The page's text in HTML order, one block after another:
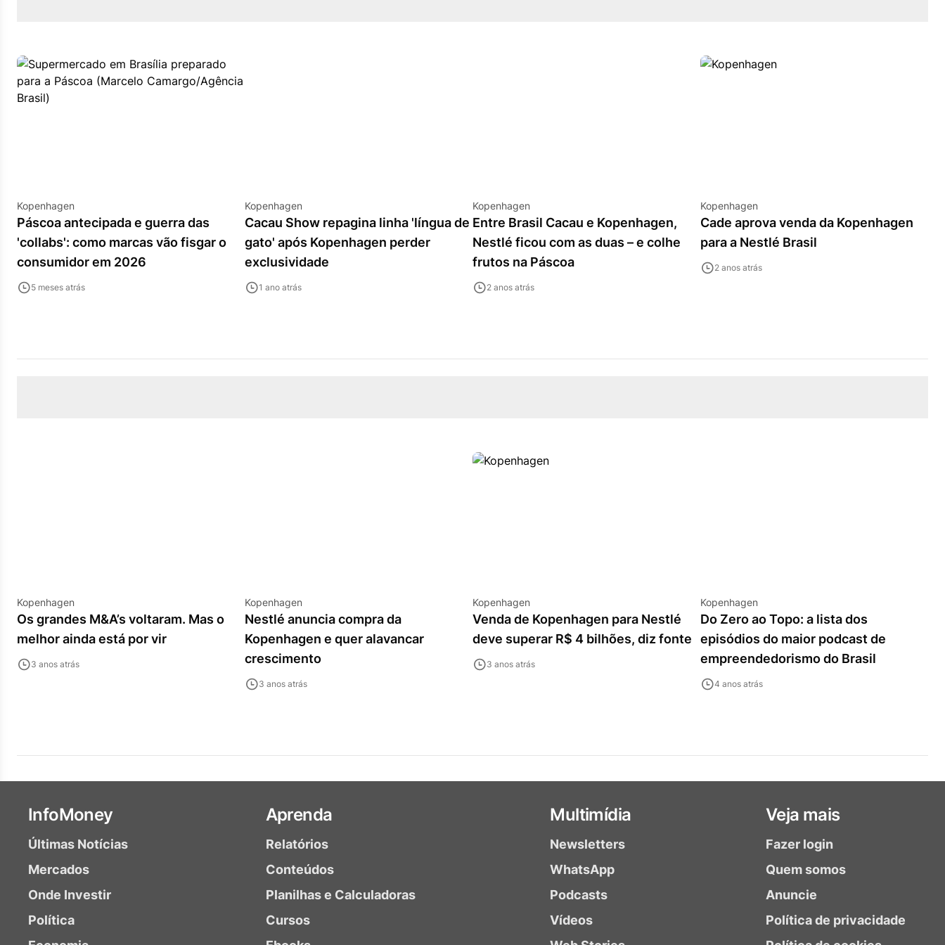
Kopenhagen
Páscoa antecipada e guerra das
'collabs': como marcas vão fisgar o
consumidor em 2026
5 meses atrás
Kopenhagen
Cacau Show repagina linha 'língua de
gato' após Kopenhagen perder
exclusividade
1 ano atrás
Kopenhagen
Entre Brasil Cacau e Kopenhagen,
Nestlé ficou com as duas – e colhe
frutos na Páscoa
2 anos atrás
Kopenhagen
Cade aprova venda da Kopenhagen
para a Nestlé Brasil
2 anos atrás
Kopenhagen
Os grandes M&A’s voltaram. Mas o
melhor ainda está por vir
3 anos atrás
Kopenhagen
Nestlé anuncia compra da
Kopenhagen e quer alavancar
crescimento
3 anos atrás
Kopenhagen
Venda de Kopenhagen para Nestlé
deve superar R$ 4 bilhões, diz fonte
3 anos atrás
Kopenhagen
Do Zero ao Topo: a lista dos
episódios do maior podcast de
empreendedorismo do Brasil
4 anos atrás
InfoMoney
Últimas Notícias
Mercados
Onde Investir
Política
Aprenda
Relatórios
Conteúdos
Planilhas e Calculadoras
Cursos
Multimídia
Newsletters
WhatsApp
Podcasts
Vídeos
Veja mais
Fazer login
Quem somos
Anuncie
Política de privacidade